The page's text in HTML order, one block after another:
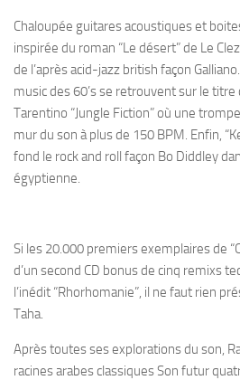
Chaloupée guitares acoustiques et
inspirée du roman “Le désert” de Le
de l’après acid-jazz british façon
music des 60’s se retrouvent sur le titre
Tarentino “Jungle Fiction” où une
mur du son à plus de 150 BPM. Enfin,
fond le rock and roll façon Bo Diddley
égyptienne.
Si les 20.000 premiers exemplaires de
d’un second CD bonus de cinq remixs
l’inédit “Rhorhomanie”, il ne faut rien
Taha.
Après toutes ses explorations du son,
racines arabes classiques Son futur